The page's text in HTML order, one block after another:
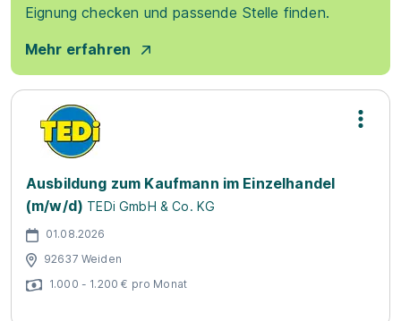
Eignung checken und passende Stelle finden.
Mehr erfahren
Ausbildung zum Kaufmann im Einzelhandel
(m/w/d) TEDi GmbH & Co. KG
01.08.2026
92637 Weiden
1.000 - 1.200 € pro Monat